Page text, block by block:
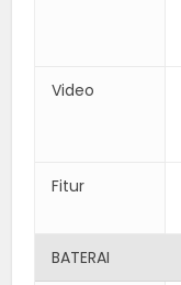
Video
Fitur
BATERAI